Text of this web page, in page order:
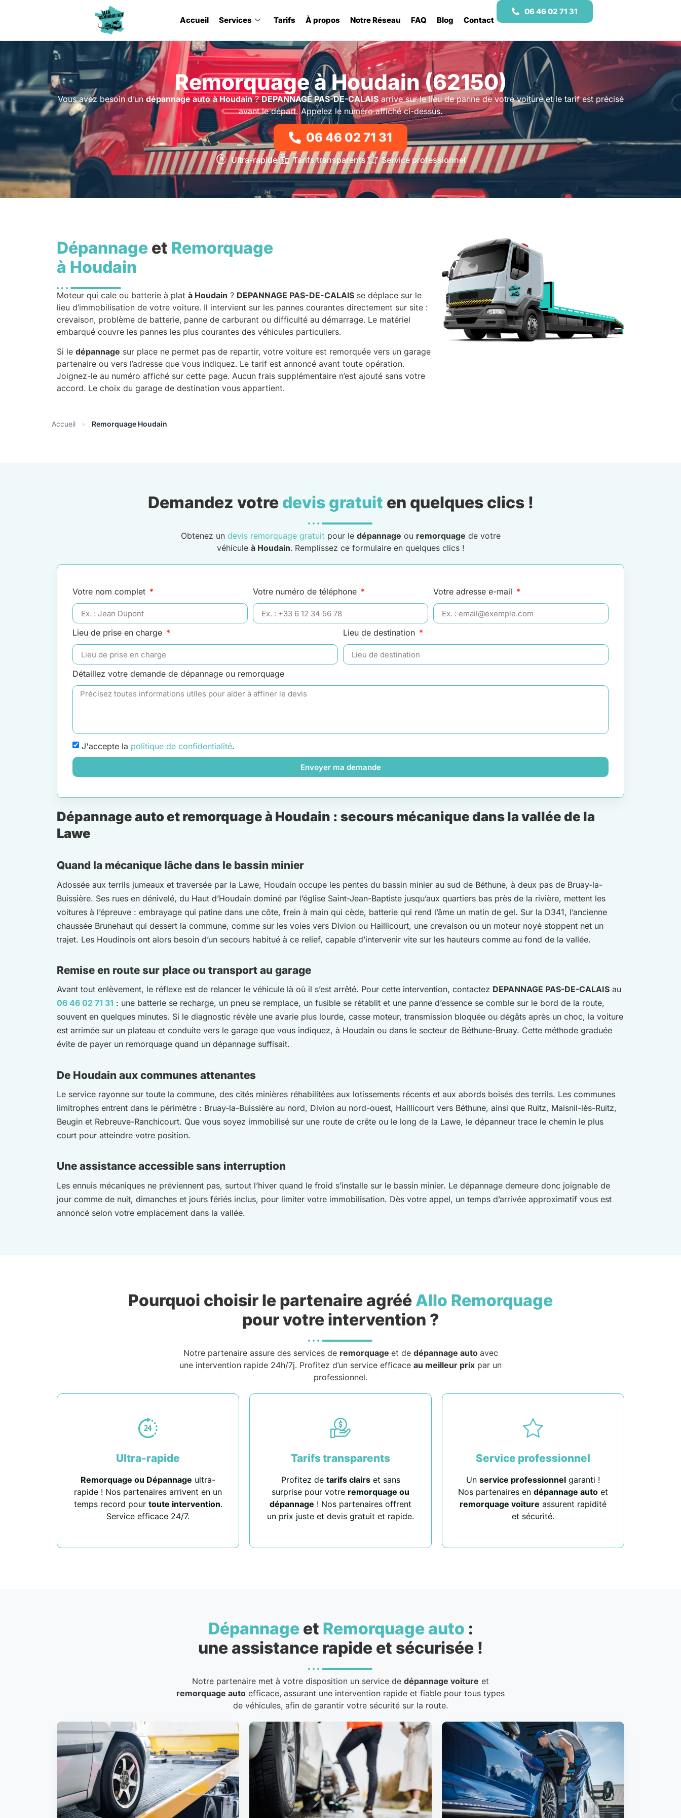
Accueil Services Tarifs À propos Notre Réseau FAQ Blog Contact
06 46 02 71 31
Remorquage à Houdain (62150)
Vous avez besoin d’undépannage auto à Houdain?DEPANNAGE PAS-DE-CALAISarrive sur le lieu de panne de votre voiture et le tarif est précisé
avant le départ. Appelez le numéro affiché ci-dessus.
06 46 02 71 31
Ultra-rapide Tarifs transparents Service professionnel
Dépannage et Remorquage
à Houdain
Moteur qui cale ou batterie à plat à Houdain ? DEPANNAGE PAS-DE-CALAIS se déplace sur le
lieu d’immobilisation de votre voiture. Il intervient sur les pannes courantes directement sur site :
crevaison, problème de batterie, panne de carburant ou difficulté au démarrage. Le matériel
embarqué couvre les pannes les plus courantes des véhicules particuliers.
Si le dépannage sur place ne permet pas de repartir, votre voiture est remorquée vers un garage
partenaire ou vers l’adresse que vous indiquez. Le tarif est annoncé avant toute opération.
Joignez-le au numéro affiché sur cette page. Aucun frais supplémentaire n’est ajouté sans votre
accord. Le choix du garage de destination vous appartient.
Accueil » Remorquage Houdain
Demandez votre devis gratuit en quelques clics !
Obtenez un devis remorquage gratuit pour le dépannage ou remorquage de votre
véhicule à Houdain. Remplissez ce formulaire en quelques clics !
Votre nom complet Votre numéro de téléphone Votre adresse e-mail
Lieu de prise en charge Lieu de destination
Détaillez votre demande de dépannage ou remorquage
J'accepte la politique de confidentialité.
Envoyer ma demande
Dépannage auto et remorquage à Houdain : secours mécanique dans la vallée de la
Lawe
Quand la mécanique lâche dans le bassin minier
Adossée aux terrils jumeaux et traversée par la Lawe, Houdain occupe les pentes du bassin minier au sud de Béthune, à deux pas de Bruay-la-
Buissière. Ses rues en dénivelé, du Haut d’Houdain dominé par l’église Saint-Jean-Baptiste jusqu’aux quartiers bas près de la rivière, mettent les
voitures à l’épreuve : embrayage qui patine dans une côte, frein à main qui cède, batterie qui rend l’âme un matin de gel. Sur la D341, l’ancienne
chaussée Brunehaut qui dessert la commune, comme sur les voies vers Divion ou Haillicourt, une crevaison ou un moteur noyé stoppent net un
trajet. Les Houdinois ont alors besoin d’un secours habitué à ce relief, capable d’intervenir vite sur les hauteurs comme au fond de la vallée.
Remise en route sur place ou transport au garage
Avant tout enlèvement, le réflexe est de relancer le véhicule là où il s’est arrêté. Pour cette intervention, contactez DEPANNAGE PAS-DE-CALAIS au
06 46 02 71 31 : une batterie se recharge, un pneu se remplace, un fusible se rétablit et une panne d’essence se comble sur le bord de la route,
souvent en quelques minutes. Si le diagnostic révèle une avarie plus lourde, casse moteur, transmission bloquée ou dégâts après un choc, la voiture
est arrimée sur un plateau et conduite vers le garage que vous indiquez, à Houdain ou dans le secteur de Béthune-Bruay. Cette méthode graduée
évite de payer un remorquage quand un dépannage suffisait.
De Houdain aux communes attenantes
Le service rayonne sur toute la commune, des cités minières réhabilitées aux lotissements récents et aux abords boisés des terrils. Les communes
limitrophes entrent dans le périmètre : Bruay-la-Buissière au nord, Divion au nord-ouest, Haillicourt vers Béthune, ainsi que Ruitz, Maisnil-lès-Ruitz,
Beugin et Rebreuve-Ranchicourt. Que vous soyez immobilisé sur une route de crête ou le long de la Lawe, le dépanneur trace le chemin le plus
court pour atteindre votre position.
Une assistance accessible sans interruption
Les ennuis mécaniques ne préviennent pas, surtout l’hiver quand le froid s’installe sur le bassin minier. Le dépannage demeure donc joignable de
jour comme de nuit, dimanches et jours fériés inclus, pour limiter votre immobilisation. Dès votre appel, un temps d’arrivée approximatif vous est
annoncé selon votre emplacement dans la vallée.
Pourquoi choisir le partenaire agréé Allo Remorquage
pour votre intervention ?
Notre partenaire assure des services de remorquage et de dépannage auto avec
une intervention rapide 24h/7j. Profitez d’un service efficace au meilleur prix par un
professionnel.
Ultra-rapide
Remorquage ou Dépannage ultra-
rapide ! Nos partenaires arrivent en un
temps record pour toute intervention.
Service efficace 24/7.
Tarifs transparents
Profitez de tarifs clairset sans
surprise pour votre remorquage ou
dépannage ! Nos partenaires offrent
un prix juste et devis gratuit et rapide.
Service professionnel
Un service professionnel garanti !
Nos partenaires en dépannage auto et
remorquage voiture assurent rapidité
et sécurité.
Dépannageet Remorquage auto :
une assistance rapide et sécurisée !
Notre partenaire met à votre disposition un service de dépannage voiture et
remorquage auto efficace, assurant une intervention rapide et fiable pour tous types
de véhicules, afin de garantir votre sécurité sur la route.